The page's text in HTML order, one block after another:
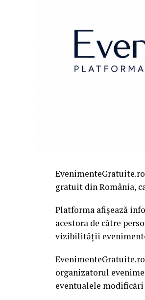
gratuit din România,
Platforma afișează
acestora de către
vizibilității
organizatorul
eventualele